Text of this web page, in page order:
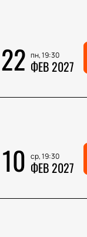
22 пн, 19:30
ФЕВ 2027
10 ср, 19:30
ФЕВ 2027